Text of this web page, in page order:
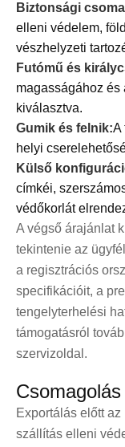
Biztonsági
elleni védelem,
vészhelyzeti
Futómű és
magasságához és
kiválasztva.
Gumik és felnik:A
helyi
Külső
címkéi,
védőkorlát
A végső árajánlat
tekintenie az
a regisztrációs
specifikációit, a
tengelyterhelési
támogatásról
szervizoldal .
Exportálás előtt
szállítás elleni